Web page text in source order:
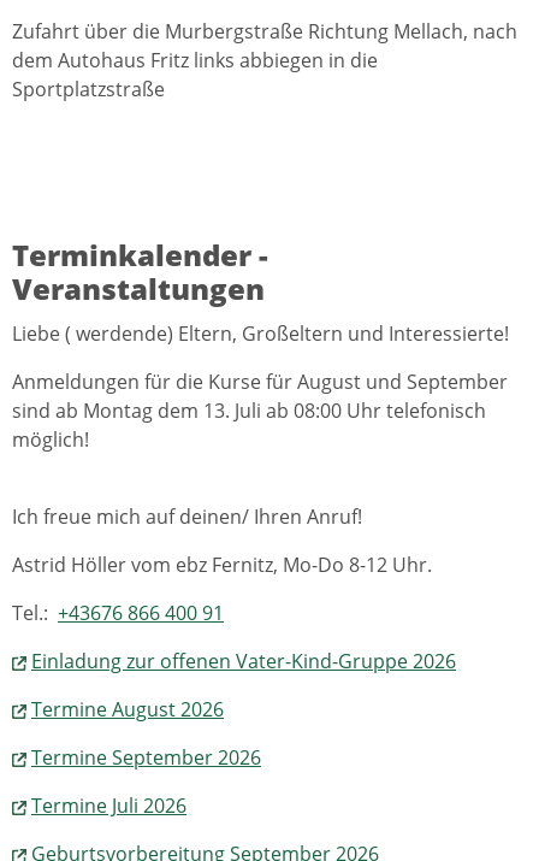
Zufahrt über die Murbergstraße Richtung Mellach, nach
dem Autohaus Fritz links abbiegen in die
Sportplatzstraße
Terminkalender -
Veranstaltungen
Liebe ( werdende) Eltern, Großeltern und Interessierte!
Anmeldungen für die Kurse für August und September
sind ab Montag dem 13. Juli ab 08:00 Uhr telefonisch
möglich!
Ich freue mich auf deinen/ Ihren Anruf!
Astrid Höller vom ebz Fernitz, Mo-Do 8-12 Uhr.
Tel.: +43676 866 400 91
Einladung zur offenen Vater-Kind-Gruppe 2026
Termine August 2026
Termine September 2026
Termine Juli 2026
Geburtsvorbereitung September 2026